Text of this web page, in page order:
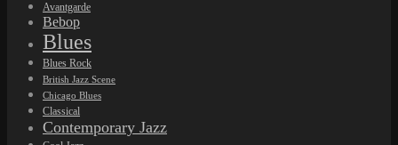
Avantgarde
Bebop
Blues
Blues Rock
British Jazz Scene
Chicago Blues
Classical
Contemporary Jazz